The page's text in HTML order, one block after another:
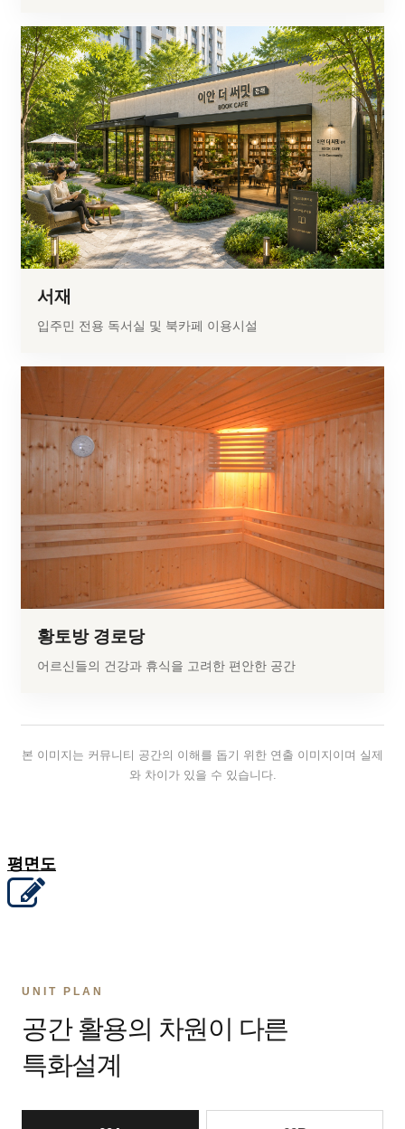
서재
입주민 전용 독서실 및 북카페 이용시설
황토방 경로당
어르신들의 건강과 휴식을 고려한 편안한 공간
본 이미지는 커뮤니티 공간의 이해를 돕기 위한 연출 이미지이며 실제
와 차이가 있을 수 있습니다.
평면도
UNIT PLAN
공간 활용의 차원이 다른
특화설계